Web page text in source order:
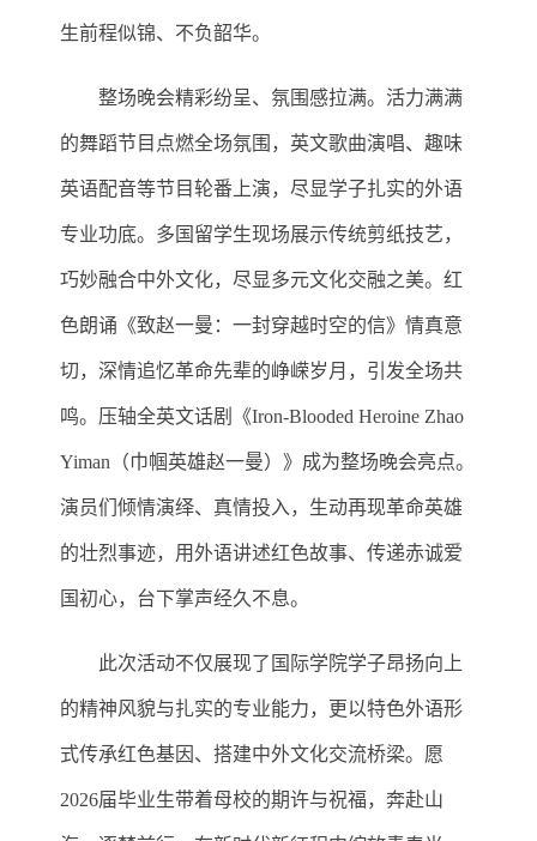
生前程似锦、不负韶华。
整场晚会精彩纷呈、氛围感拉满。活力满满
的舞蹈节目点燃全场氛围，英文歌曲演唱、趣味
英语配音等节目轮番上演，尽显学子扎实的外语
专业功底。多国留学生现场展示传统剪纸技艺，
巧妙融合中外文化，尽显多元文化交融之美。红
色朗诵《致赵一曼：一封穿越时空的信》情真意
切，深情追忆革命先辈的峥嵘岁月，引发全场共
鸣。压轴全英文话剧《Iron-Blooded Heroine Zhao
Yiman（巾帼英雄赵一曼）》成为整场晚会亮点。
演员们倾情演绎、真情投入，生动再现革命英雄
的壮烈事迹，用外语讲述红色故事、传递赤诚爱
国初心，台下掌声经久不息。
此次活动不仅展现了国际学院学子昂扬向上
的精神风貌与扎实的专业能力，更以特色外语形
式传承红色基因、搭建中外文化交流桥梁。愿
2026届毕业生带着母校的期许与祝福，奔赴山